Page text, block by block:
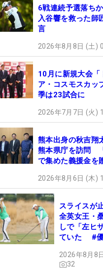
6戦連続予選落ち
入谷響を救った師
言
2026年8月8日 (土)
10月に新規大会「
ア・コスモスカ
季は23試合に
2026年7月7日 (火)
熊本出身の秋吉翔
熊本県庁を訪問
で集めた義援金を
2026年8月6日 (木)
スライスが
全英女王・
しで「左ヒ
ていた #優
2026年8月8
32